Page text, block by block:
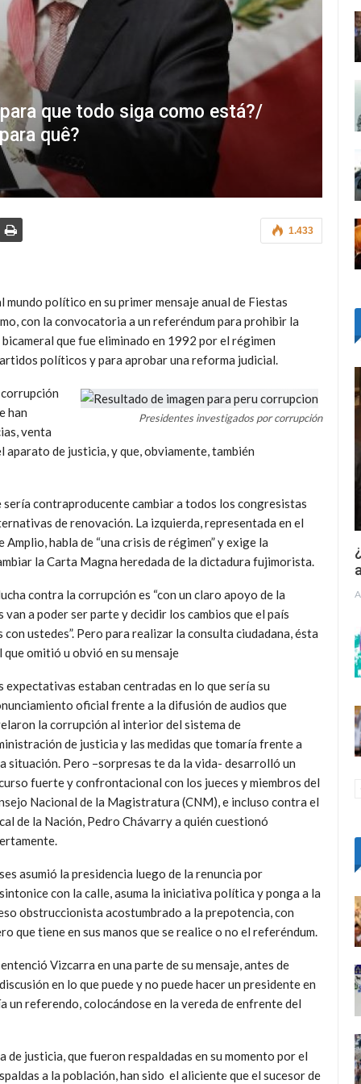
que todo siga como está?/
quê?
1.433
político en su primer mensaje anual de Fiestas
con la convocatoria a un referéndum para prohibir la
que fue eliminado en 1992 por el régimen
políticos y para aprobar una reforma judicial.
Presidentes investigados por corrupción
han
venta
de justicia, y que, obviamente, también
contraproducente cambiar a todos los congresistas
de renovación. La izquierda, representada en el
habla de “una crisis de régimen” y exige la
la Carta Magna heredada de la dictadura fujimorista.
contra la corrupción es “con un claro apoyo de la
a poder ser parte y decidir los cambios que el país
ustedes”. Pero para realizar la consulta ciudadana, ésta
omitió u obvió en su mensaje
expectativas estaban centradas en lo que sería su
oficial frente a la difusión de audios que
la corrupción al interior del sistema de
de justicia y las medidas que tomaría frente a
situación. Pero –sorpresas te da la vida- desarrolló un
fuerte y confrontacional con los jueces y miembros del
Nacional de la Magistratura (CNM), e incluso contra el
de la Nación, Pedro Chávarry a quién cuestionó
asumió la presidencia luego de la renuncia por
con la calle, asuma la iniciativa política y ponga a la
obstruccionista acostumbrado a la prepotencia, con
que tiene en sus manos que se realice o no el referéndum.
Vizcarra en una parte de su mensaje, antes de
en lo que puede y no puede hacer un presidente en
un referendo, colocándose en la vereda de enfrente del
justicia, que fueron respaldadas en su momento por el
a la población, han sido el aliciente que el sucesor de